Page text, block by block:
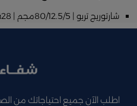
شارتوريج تريو | 80/12.5/5مجم | 28قرص
اطلب الآن جميع احتياجاتك من